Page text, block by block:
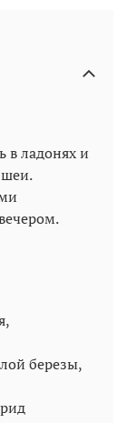
в ладонях и
березы,